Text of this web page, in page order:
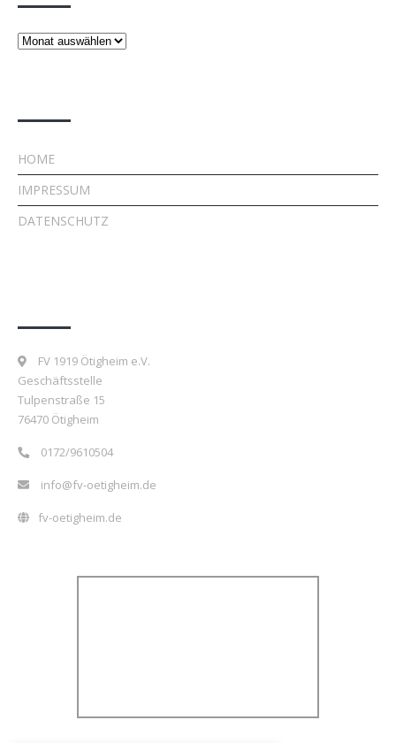
Beiträge
HOME
IMPRESSUM
DATENSCHUTZ
FV 1919 Ötigheim e.V.
Geschäftsstelle
Tulpenstraße 15
76470 Ötigheim
0172/9610504
info@fv-oetigheim.de
fv-oetigheim.de